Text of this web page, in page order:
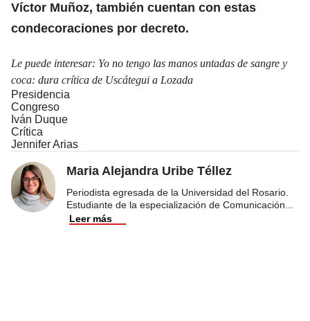
Víctor Muñoz, también cuentan con estas
condecoraciones por decreto.
Le puede interesar: Yo no tengo las manos untadas de sangre y
coca: dura crítica de Uscátegui a Lozada
Presidencia
Congreso
Iván Duque
Crítica
Jennifer Arias
Maria Alejandra Uribe Téllez
Periodista egresada de la Universidad del Rosario.
Estudiante de la especialización de Comunicación
Leer más